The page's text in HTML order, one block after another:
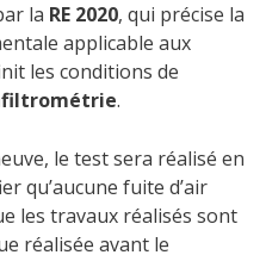
la RE 2020, qui précise la
applicable aux
les conditions de
.
le test sera réalisé en
qu’aucune fuite d’air
les travaux réalisés sont
réalisée avant le